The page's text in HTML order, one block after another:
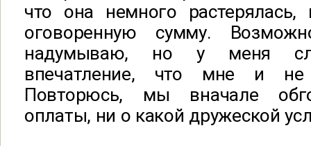
что она немного растерялась,
оговоренную сумму.
надумываю, но у меня
впечатление, что мне и не
Повторюсь, мы вначале
оплаты, ни о какой дружеской